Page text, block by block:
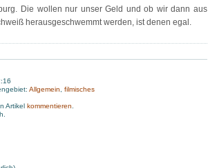
Die wollen nur unser Geld und ob wir dann aus
herausgeschwemmt werden, ist denen egal.
Allgemein filmisches
Artikel kommentieren